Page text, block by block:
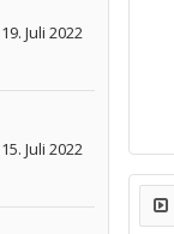
19. Juli 2022
15. Juli 2022